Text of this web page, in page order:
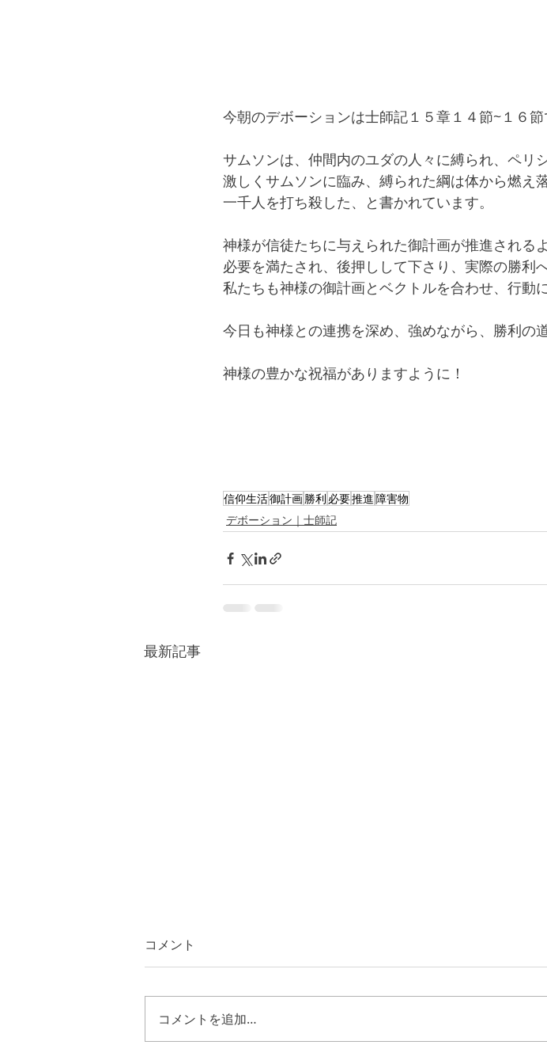
今朝のデボーションは士師記１５章１４節~１６節
サムソンは、仲間内のユダの人々に縛られ、ペリ
激しくサムソンに臨み、縛られた綱は体から燃え
一千人を打ち殺した、と書かれています。
神様が信徒たちに与えられた御計画が推進される
必要を満たされ、後押しして下さり、実際の勝利
私たちも神様の御計画とベクトルを合わせ、行動
今日も神様との連携を深め、強めながら、勝利の
神様の豊かな祝福がありますように！
信仰生活御計画勝利 必要推進障害物
デボーション｜士師記
最新記事
コメント
コメントを追加…